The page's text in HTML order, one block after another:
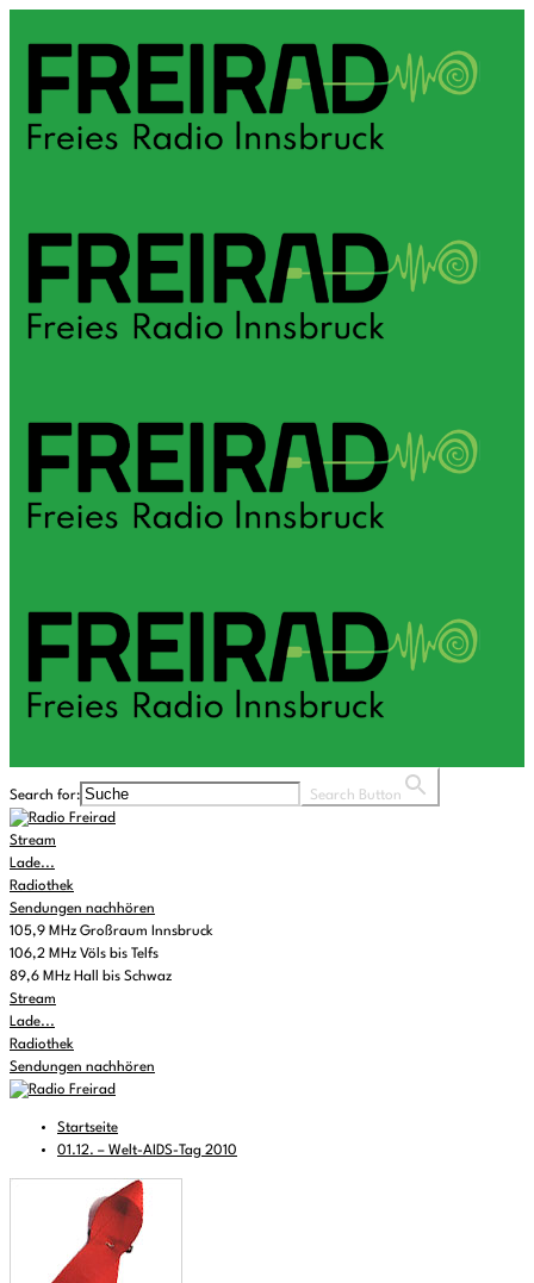
Search for: Search Button
Stream
Lade...
Radiothek
Sendungen nachhören
105,9 MHz Großraum Innsbruck
106,2 MHz Völs bis Telfs
89,6 MHz Hall bis Schwaz
Stream
Lade...
Radiothek
Sendungen nachhören
Startseite
01.12. – Welt-AIDS-Tag 2010